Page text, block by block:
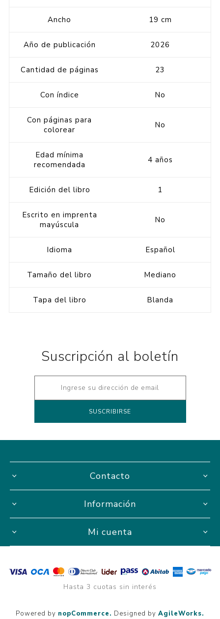
Ancho 19 cm
Año de publicación 2026
Cantidad de páginas 23
Con índice No
Con páginas para
colorear
No
Edad mínima
recomendada
4 años
Edición del libro 1
Escrito en imprenta
mayúscula
No
Idioma Español
Tamaño del libro Mediano
Tapa del libro Blanda
Suscripción al boletín
Contacto
Información
Mi cuenta
Hasta 3 cuotas sin interés
Powered by nopCommerce. Designed by AgileWorks.